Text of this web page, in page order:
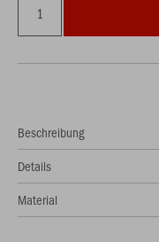
Beschreibung
Details
Material